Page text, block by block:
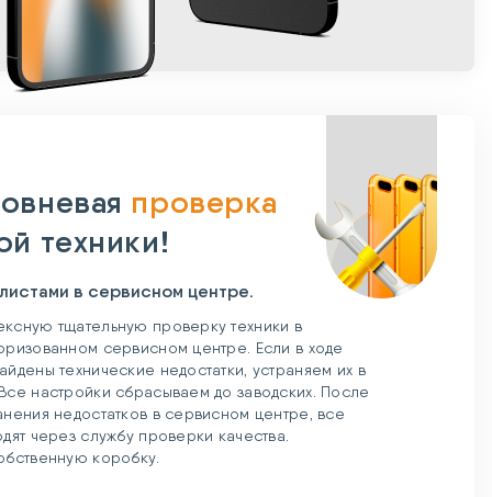
проверка
техники!
в сервисном центре.
тщательную проверку техники в
сервисном центре. Если в ходе
технические недостатки, устраняем их в
настройки сбрасываем до заводских. После
недостатков в сервисном центре, все
через службу проверки качества.
коробку.